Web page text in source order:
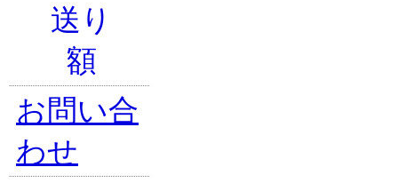
お問い合
わせ